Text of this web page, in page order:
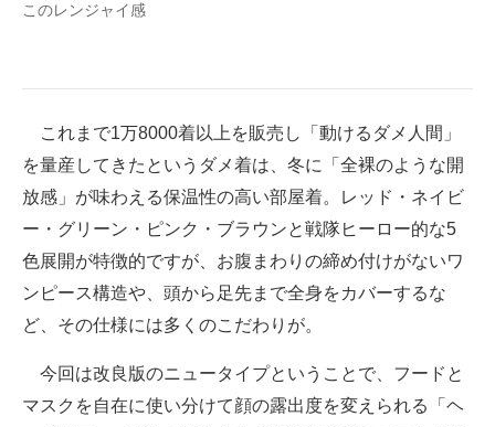
企業向けIT製品の総合サイト
IT製品の技術・比較・事例
製造業のIT導入・活用を支援
モノづくり技術者専門サイト
エレクトロニクス専門サイト
電子設計の基本と応用
エネルギーの専門メディア
このレンジャイ感
これまで1万8000着以上を販売し「動けるダメ人間」
を量産してきたというダメ着は、冬に「全裸のような開
放感」が味わえる保温性の高い部屋着。レッド・ネイビ
ー・グリーン・ピンク・ブラウンと戦隊ヒーロー的な5
色展開が特徴的ですが、お腹まわりの締め付けがないワ
ンピース構造や、頭から足先まで全身をカバーするな
ど、その仕様には多くのこだわりが。
今回は改良版のニュータイプということで、フードと
マスクを自在に使い分けて顔の露出度を変えられる「ヘ